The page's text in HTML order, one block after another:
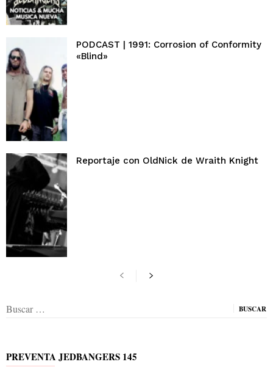
PODCAST | 1991: Corrosion of Conformity
«Blind»
Reportaje con OldNick de Wraith Knight
Buscar:
PREVENTA JEDBANGERS 145